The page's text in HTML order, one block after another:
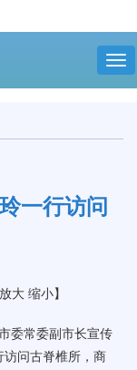
一行访问
放大 缩小】
委常委副市长宣传
访问古脊椎所，商